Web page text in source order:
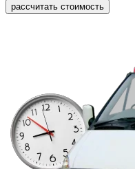
рассчитать стоимость